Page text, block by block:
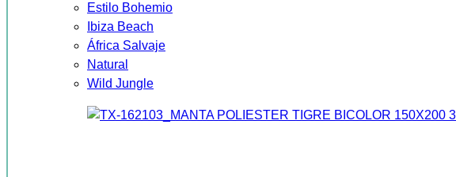
Estilo Bohemio
Ibiza Beach
África Salvaje
Natural
Wild Jungle